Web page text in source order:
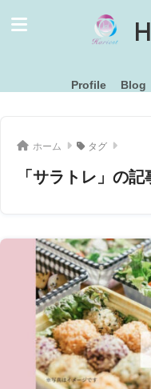
Profile Blog
ホーム タグ
「サラトレ」の記